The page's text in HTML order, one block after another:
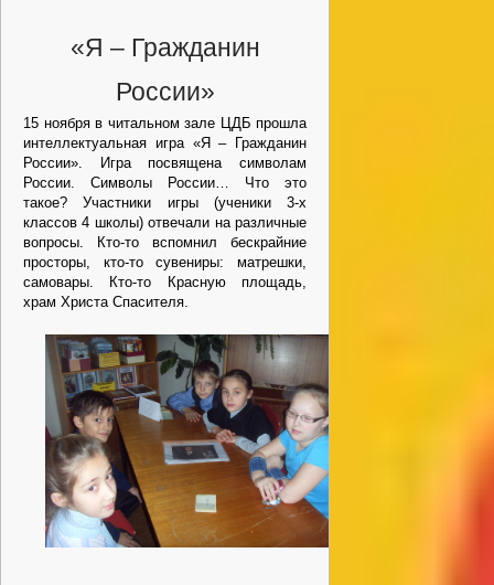
«Я – Гражданин
России»
15 ноября в читальном зале ЦДБ прошла
интеллектуальная игра «Я – Гражданин
России». Игра посвящена символам
России. Символы России… Что это
такое? Участники игры (ученики 3-х
классов 4 школы) отвечали на различные
вопросы. Кто-то вспомнил бескрайние
просторы, кто-то сувениры: матрешки,
самовары. Кто-то Красную площадь,
храм Христа Спасителя.